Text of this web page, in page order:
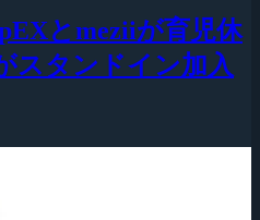
とmeziiが育児休
スタンドイン加入